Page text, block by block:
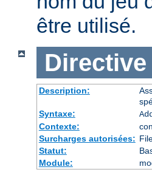
être utilisé.
Directive
Description:
Syntaxe:
Contexte:
Surcharges autorisées:
Statut:
Module: